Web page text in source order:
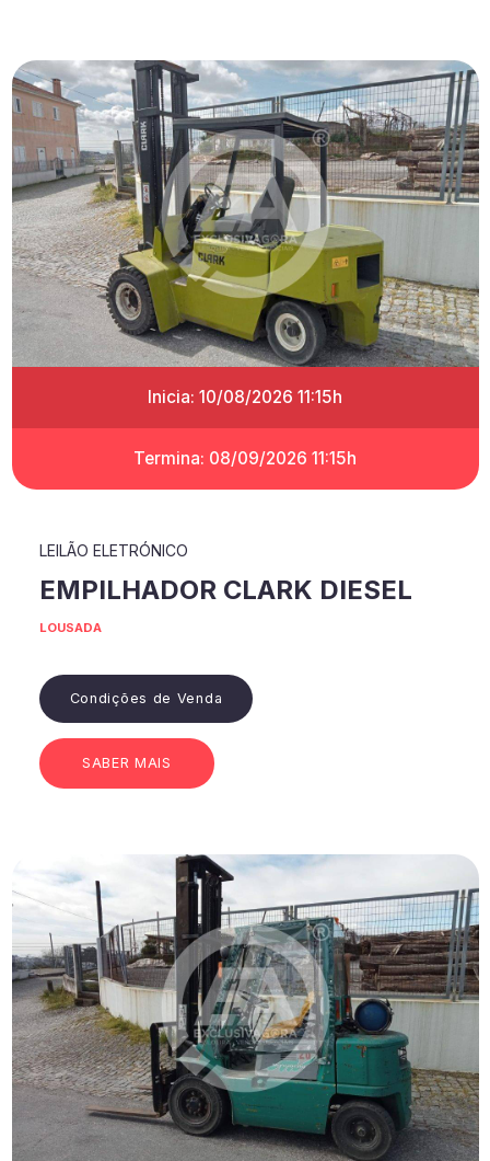
Inicia: 10/08/2026 11:15h
Termina: 08/09/2026 11:15h
LEILÃO ELETRÓNICO
EMPILHADOR CLARK DIESEL
LOUSADA
Condições de Venda
SABER MAIS